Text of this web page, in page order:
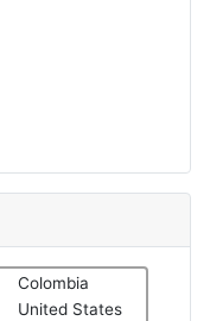
Colombia
United States